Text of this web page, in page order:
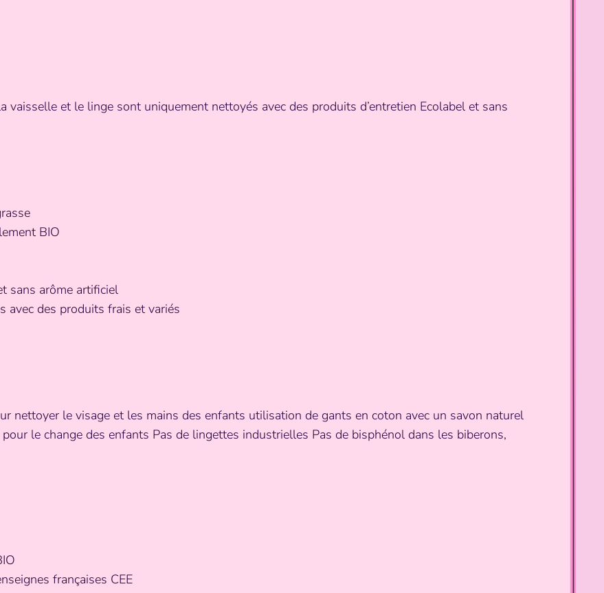
vaisselle et le linge sont uniquement nettoyés avec des produits d’entretien Ecolabel et sans
BIO
sans arôme artificiel
avec des produits frais et variés
nettoyer le visage et les mains des enfants utilisation de gants en coton avec un savon naturel
le change des enfants Pas de lingettes industrielles Pas de bisphénol dans les biberons,
françaises CEE